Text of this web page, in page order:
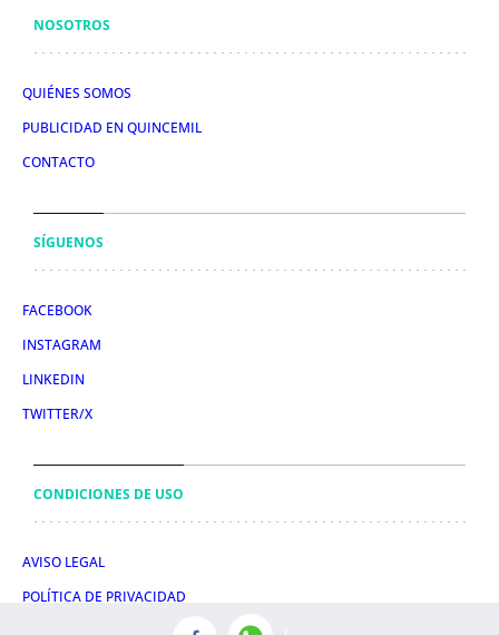
NOSOTROS
QUIÉNES SOMOS
PUBLICIDAD EN QUINCEMIL
CONTACTO
SÍGUENOS
FACEBOOK
INSTAGRAM
LINKEDIN
TWITTER/X
CONDICIONES DE USO
AVISO LEGAL
POLÍTICA DE PRIVACIDAD